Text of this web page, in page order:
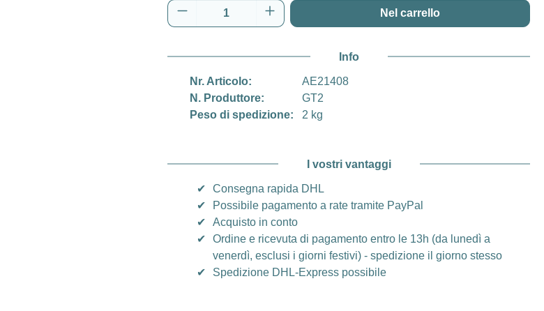
Quantità del prodotto: inserisci la quantità
Nel carrello
Info
Nr. Articolo:
AE21408
N. Produttore:
GT2
Peso di spedizione:
2 kg
I vostri vantaggi
✔
Consegna rapida DHL
✔
Possibile pagamento a rate tramite PayPal
✔
Acquisto in conto
✔
Ordine e ricevuta di pagamento entro le 13h (da lunedì a
venerdì, esclusi i giorni festivi) - spedizione il giorno stesso
✔
Spedizione DHL-Express possibile